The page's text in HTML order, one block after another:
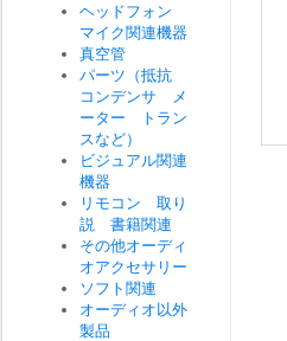
ヘッドフォン
マイク関連機器
真空管
パーツ（抵抗
コンデンサ メ
ーター トラン
スなど）
ビジュアル関連
機器
リモコン 取り
説 書籍関連
その他オーディ
オアクセサリー
ソフト関連
オーディオ以外
製品